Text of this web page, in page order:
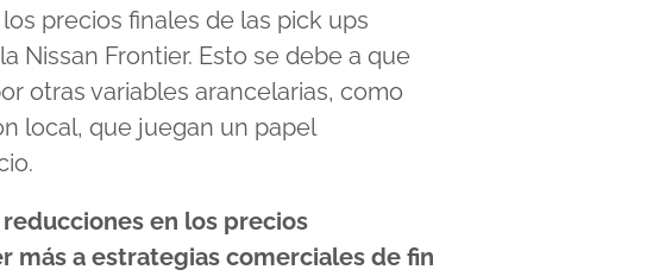
precios finales de las pick ups
Nissan Frontier. Esto se debe a que
otras variables arancelarias, como
local, que juegan un papel
reducciones en los precios
más a estrategias comerciales de fin